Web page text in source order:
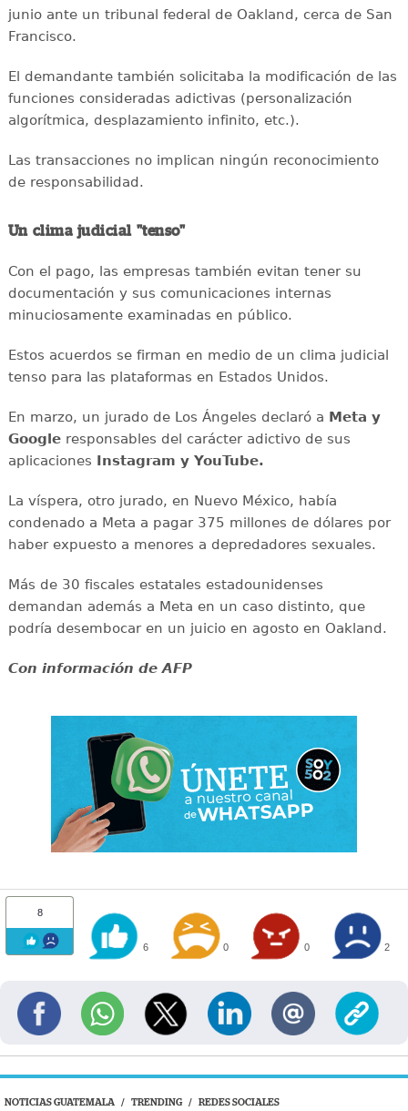
junio ante un tribunal federal de Oakland, cerca de San
Francisco.
El demandante también solicitaba la modificación de las
funciones consideradas adictivas (personalización
algorítmica, desplazamiento infinito, etc.).
Las transacciones no implican ningún reconocimiento
de responsabilidad.
Un clima judicial "tenso"
Con el pago, las empresas también evitan tener su
documentación y sus comunicaciones internas
minuciosamente examinadas en público.
Estos acuerdos se firman en medio de un clima judicial
tenso para las plataformas en Estados Unidos.
En marzo, un jurado de Los Ángeles declaró a Meta y
Googleresponsables del carácter adictivo de sus
aplicaciones Instagram y YouTube.
La víspera, otro jurado, en Nuevo México, había
condenado a Meta a pagar 375 millones de dólares por
haber expuesto a menores a depredadores sexuales.
Más de 30 fiscales estatales estadounidenses
demandan además a Meta en un caso distinto, que
podría desembocar en un juicio en agosto en Oakland.
Con información de AFP
8
6 0 0 2
NOTICIAS GUATEMALA / TRENDING / REDES SOCIALES